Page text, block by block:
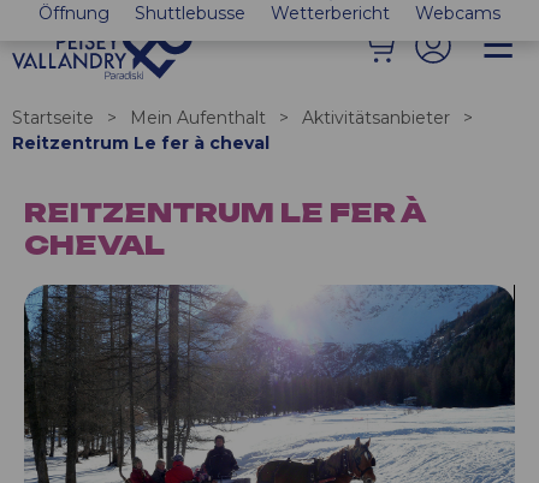
Öffnung Shuttlebusse Wetterbericht Webcams
Startseite > Mein Aufenthalt > Aktivitätsanbieter
>
Reitzentrum Le fer à cheval
REITZENTRUM LE FER À
CHEVAL